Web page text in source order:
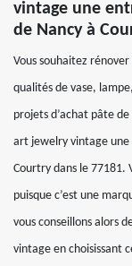
vintage une
de Nancy à
Vous souhaitez
qualités de vase,
projets d’achat pâte
art jewelry vintage une
Courtry dans le 77181.
puisque c’est une
vous conseillons alors
vintage en choisissant